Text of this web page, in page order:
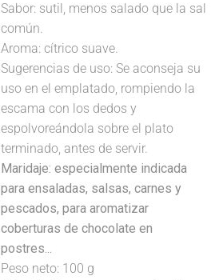
Sabor: sutil, menos salado que la sal
común.
Aroma: cítrico suave.
Sugerencias de uso: Se aconseja su
uso en el emplatado, rompiendo la
escama con los dedos y
espolvoreándola sobre el plato
terminado, antes de servir.
Maridaje: especialmente indicada
para ensaladas, salsas, carnes y
pescados, para aromatizar
coberturas de chocolate en
postres...
Peso neto: 100 g